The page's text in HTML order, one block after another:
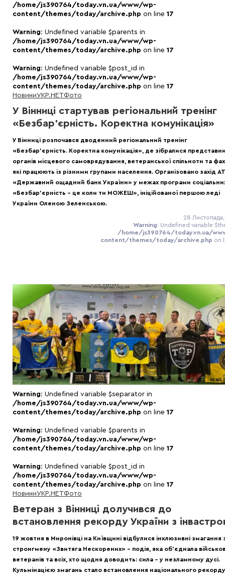
/home/js390764/today.vn.ua/www/wp-
content/themes/today/archive.php on line 17
Warning: Undefined variable $parents in
/home/js390764/today.vn.ua/www/wp-
content/themes/today/archive.php on line 17
Warning: Undefined variable $post_id in
/home/js390764/today.vn.ua/www/wp-
content/themes/today/archive.php on line 17
НовиниУКР.НЕТФото
У Вінниці стартував регіональний тренінг
«Безбар’єрність. Коректна комунікація»
У Вінниці розпочався дводенний регіональний тренінг
«Безбар'єрність. Коректна комунікація», де зібралися
органів місцевого самоврядування, ветеранської спільноти та
які працюють із різними групами населення. Організовано захід АТ
«Державний ощадний банк України» у межах програми
«Безбар’єрність – це коли ти МОЖЕШ», ініційованої першою леді
України Оленою Зеленською.
28
Warning: Undefined variable
/home/js390764/today.vn.ua/
content/themes/today/archive.php on
Warning: Undefined variable $separator in
/home/js390764/today.vn.ua/www/wp-
content/themes/today/archive.php on line 17
Warning: Undefined variable $parents in
/home/js390764/today.vn.ua/www/wp-
content/themes/today/archive.php on line 17
Warning: Undefined variable $post_id in
/home/js390764/today.vn.ua/www/wp-
content/themes/today/archive.php on line 17
НовиниУКР.НЕТФото
Ветеран з Вінниці долучився до
встановлення рекорду України з
19 жовтня в Миронівці на Київщині відбулися інклюзивні змагання
стронгмену «Звитяга Нескорених» – подія, яка об’єднала
ветеранів та всіх, хто щодня доводить: сила – у незламному дусі.
Кульмінацією змагань стало встановлення національного рекорду